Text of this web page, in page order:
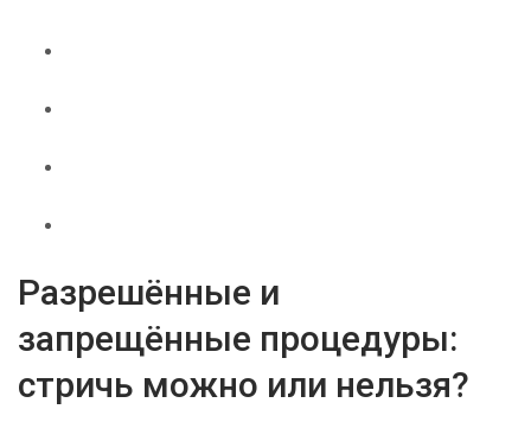
Разрешённые и
запрещённые процедуры:
стричь можно или нельзя?